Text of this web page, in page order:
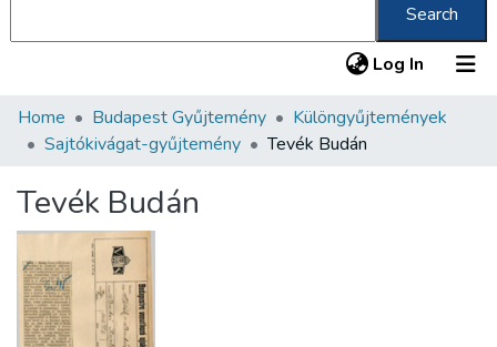
Search
Log In (current)
Communities & Collections
Statistics
About us
Home Budapest Gyűjtemény
Különgyűjtemények
Sajtókivágat-gyűjtemény
Tevék Budán
Tevék Budán